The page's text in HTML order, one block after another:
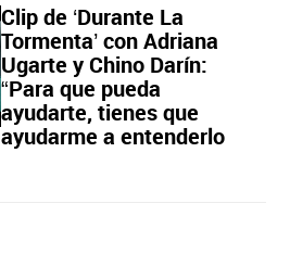
Clip de ‘Durante La
Tormenta’ con Adriana
Ugarte y Chino Darín:
“Para que pueda
ayudarte, tienes que
ayudarme a entenderlo